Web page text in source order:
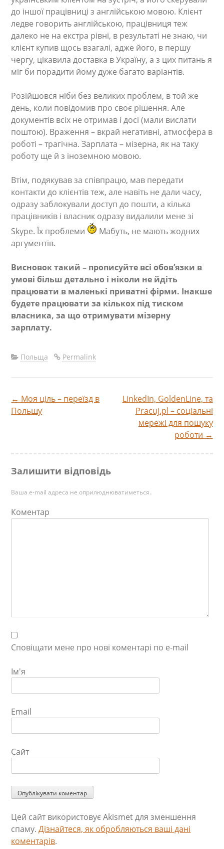
до іншої працівниці з англійською мовою. Клієнт
ледве говорить англійською, працівниця теж
далеко не на екстра рівні, в результаті не знаю, чи
клієнт купив щось взагалі, адже його, в першу
чергу, цікавила доставка в Україну, а з цих питань я
міг би порадити йому дуже багато варіантів.
Розійшовся ніби без великих проблем, в той же
день, коли повідомив про своє рішення. Але
документів всіх не отримав і досі (мали вислати
поштою). Враження – вкрай негативні, атмосфера в
роботі – трагічна. Зарплата – мізерна, як на таку
роботу ще й з іноземною мовою.
Втім, подякував за співпрацю, мав передати
контакти до клієнтів теж, але навіть не дали часу,
одразу заблокували доступ до пошти, а кілька
працівників і власник одразу видалили мене зі
Skype. Їх проблеми
Мабуть, не мають жодних
аргументів.
Висновок такий – прописуйте всі обов’язки в
умові більш детально і ніколи не йдіть
працювати в маленькі приватні фірми. Інакше
будете працювати за кількох під тиском
власника, за що отримувати мізерну
зарплату.
Польща Permalink
Навігація
запису
← Моя ціль – переїзд в
Польщу
LinkedIn, GoldenLine, та
Pracuj.pl – соціальні
мережі для пошуку
роботи →
Залишити відповідь
Ваша e-mail адреса не оприлюднюватиметься.
Коментар
Сповіщати мене про нові коментарі по e-mail
Ім'я
Email
Сайт
Цей сайт використовує Akismet для зменшення
спаму.Дізнайтеся, як обробляються ваші дані
коментарів.